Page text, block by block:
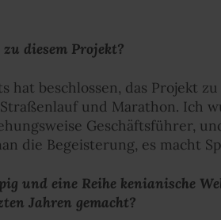
diesem Projekt?
hat beschlossen, das Projekt
und Marathon. Ich
Geschäftsführer,
die Begeisterung, es macht
und eine Reihe kenianische
Jahren gemacht?